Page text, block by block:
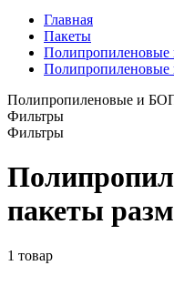
Главная
Пакеты
Полипропиленовые и
Фильтры
Фильтры
пакеты
1 товар